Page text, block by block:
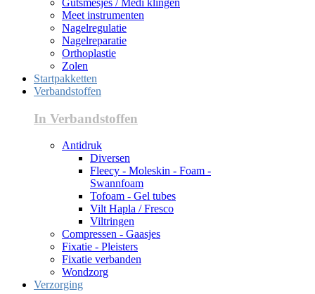
Meet instrumenten
Nagelregulatie
Nagelreparatie
Orthoplastie
Zolen
Startpakketten
Verbandstoffen
In Verbandstoffen
Antidruk
Diversen
Fleecy - Moleskin - Foam -
Swannfoam
Tofoam - Gel tubes
Vilt Hapla / Fresco
Viltringen
Compressen - Gaasjes
Fixatie - Pleisters
Fixatie verbanden
Wondzorg
Verzorging